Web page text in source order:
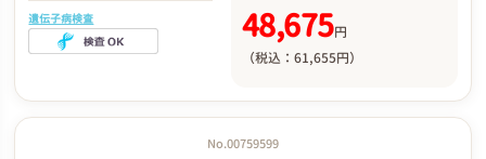
遺伝子病検査 48,675円
（税込：61,655円）
No.00759599